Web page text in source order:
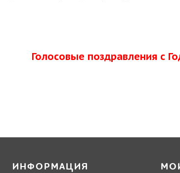
Голосовые поздравления с
ИНФОРМАЦИЯ